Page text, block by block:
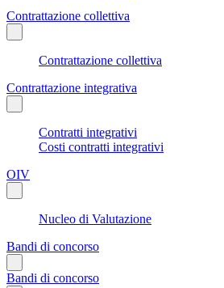
Contrattazione collettiva
Contrattazione collettiva
Contrattazione integrativa
Contratti integrativi
Costi contratti integrativi
OIV
Nucleo di Valutazione
Bandi di concorso
Bandi di concorso